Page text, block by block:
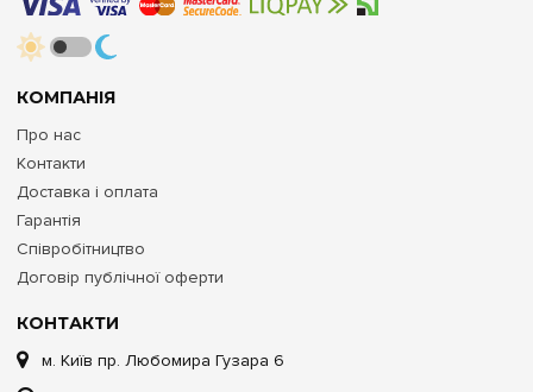
КОНТАКТИ
м. Київ пр. Любомира Гузара 6
КОМПАНІЯ
Про нас
Контакти
Доставка і оплата
Гарантія
Співробітництво
Договір публічної оферти